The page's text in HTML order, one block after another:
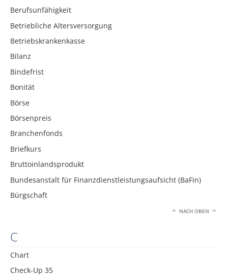
Berufsunfähigkeit
Betriebliche Altersversorgung
Betriebskrankenkasse
Bilanz
Bindefrist
Bonität
Börse
Börsenpreis
Branchenfonds
Briefkurs
Bruttoinlandsprodukt
Bundesanstalt für Finanzdienstleistungsaufsicht (BaFin)
Bürgschaft
NACH OBEN
C
Chart
Check-Up 35